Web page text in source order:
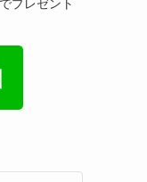
プレゼント